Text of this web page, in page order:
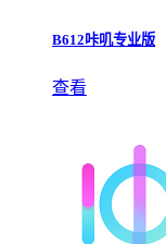
B612咔叽专业版
查看